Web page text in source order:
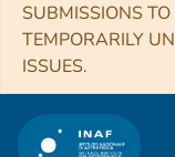
SUBMISSIONS
TEMPORARILY
ISSUES.